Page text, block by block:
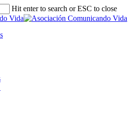
Hit enter to search or ESC to close